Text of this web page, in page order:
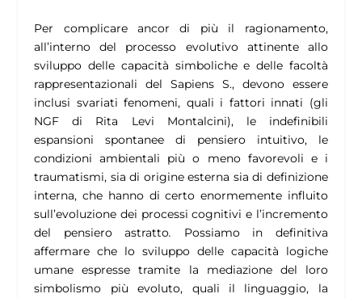
Per complicare ancor di più il ragionamento,
all’interno del processo evolutivo attinente allo
sviluppo delle capacità simboliche e delle facoltà
rappresentazionali del Sapiens S., devono essere
inclusi svariati fenomeni, quali i fattori innati (gli
NGF di Rita Levi Montalcini), le indefinibili
espansioni spontanee di pensiero intuitivo, le
condizioni ambientali più o meno favorevoli e i
traumatismi, sia di origine esterna sia di definizione
interna, che hanno di certo enormemente influito
sull’evoluzione dei processi cognitivi e l’incremento
del pensiero astratto. Possiamo in definitiva
affermare che lo sviluppo delle capacità logiche
umane espresse tramite la mediazione del loro
simbolismo più evoluto, quali il linguaggio, la